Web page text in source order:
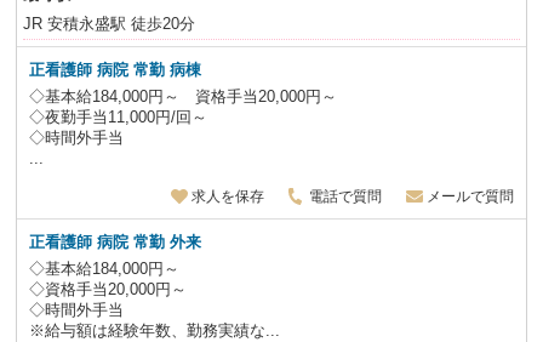
JR 安積永盛駅 徒歩20分
正看護師 病院 常勤 病棟
◇基本給184,000円～ 資格手当20,000円～
◇夜勤手当11,000円/回～
◇時間外手当
...
求人を保存 電話で質問 メールで質問
正看護師 病院 常勤 外来
◇基本給184,000円～
◇資格手当20,000円～
◇時間外手当
※給与額は経験年数、勤務実績な...